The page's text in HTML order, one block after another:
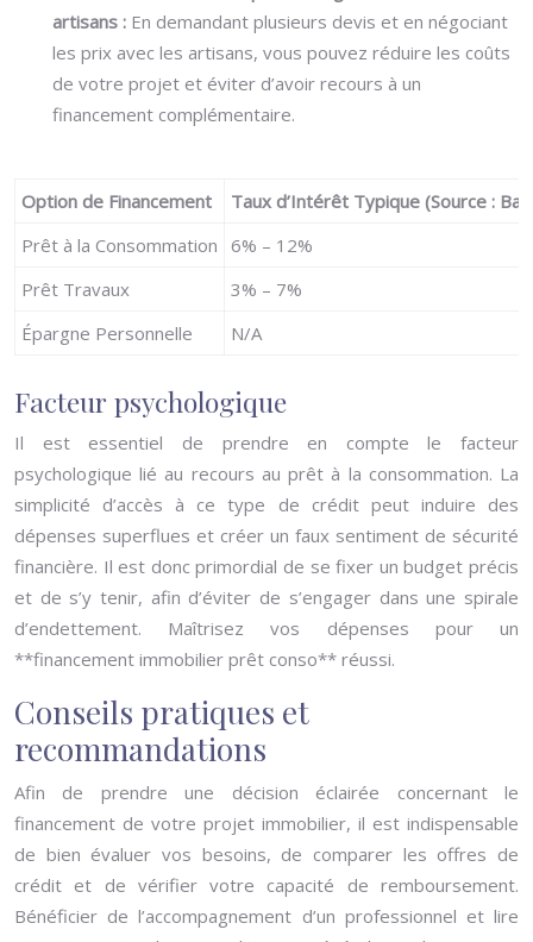
artisans : En demandant plusieurs devis et en négociant
les prix avec les artisans, vous pouvez réduire les coûts
de votre projet et éviter d’avoir recours à un
financement complémentaire.
Option de Financement
Taux d’Intérêt Typique (Source :
Prêt à la Consommation 6% – 12%
Prêt Travaux
3% – 7%
Épargne Personnelle
N/A
Facteur psychologique
Il est essentiel de prendre en compte le facteur
psychologique lié au recours au prêt à la consommation. La
simplicité d’accès à ce type de crédit peut induire des
dépenses superflues et créer un faux sentiment de sécurité
financière. Il est donc primordial de se fixer un budget précis
et de s’y tenir, afin d’éviter de s’engager dans une spirale
d’endettement. Maîtrisez vos dépenses pour un
**financement immobilier prêt conso** réussi.
Conseils pratiques et
recommandations
Afin de prendre une décision éclairée concernant le
financement de votre projet immobilier, il est indispensable
de bien évaluer vos besoins, de comparer les offres de
crédit et de vérifier votre capacité de remboursement.
Bénéficier de l’accompagnement d’un professionnel et lire